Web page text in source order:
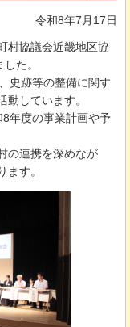
令和8年7月17日
村協議会近畿地区協
た。
史跡等の整備に関す
しています。
年度の事業計画や予
の連携を深めなが
ます。